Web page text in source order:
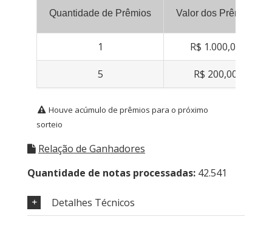
Quantidade de Prêmios Valor dos Prêmios
1 R$ 1.000,00
5 R$ 200,00
Houve acúmulo de prêmios para o próximo
sorteio
Relação de Ganhadores
Quantidade de notas processadas: 42.541
Detalhes Técnicos